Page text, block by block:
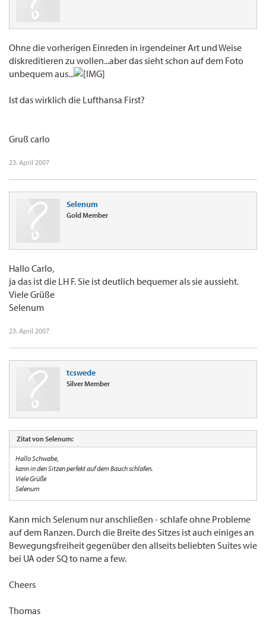
Ohne die vorherigen Einreden in irgendeiner Art und Weise
diskreditieren zu wollen...aber das sieht schon auf dem Foto
unbequem aus...
Ist das wirklich die Lufthansa First?
Gruß carlo
23. April 2007
Selenum
Gold Member
Hallo Carlo,
ja das ist die LH F. Sie ist deutlich bequemer als sie aussieht.
Viele Grüße
Selenum
23. April 2007
tcswede
Silver Member
Zitat von Selenum:
Hallo Schwabe,
kann in den Sitzen perfekt auf dem Bauch schlafen.
Viele Grüße
Selenum
Kann mich Selenum nur anschließen - schlafe ohne Probleme
auf dem Ranzen. Durch die Breite des Sitzes ist auch einiges an
Bewegungsfreiheit gegenüber den allseits beliebten Suites wie
bei UA oder SQ to name a few.
Cheers
Thomas